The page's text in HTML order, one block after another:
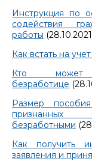
Инструкция по
содействия
работы
Как встать на
Кто
безработице
Размер
признанных
безработными
Как получить
заявления и